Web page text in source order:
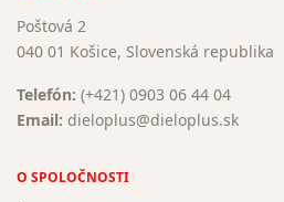
Poštová 2
040 01 Košice, Slovenská republika
Telefón: (+421) 0903 06 44 04
Email: dieloplus@dieloplus.sk
O SPOLOČNOSTI